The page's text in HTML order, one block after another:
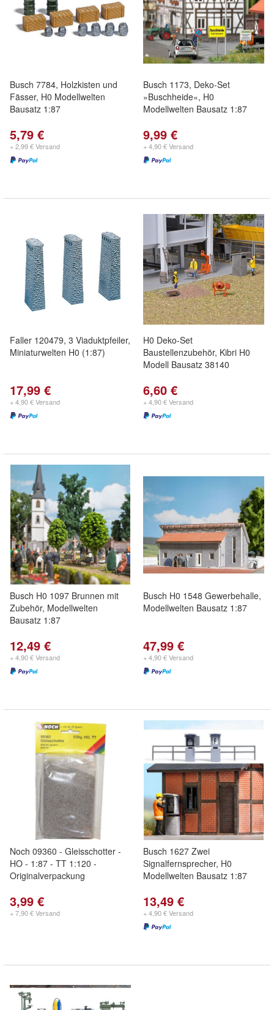
Busch 7784, Holzkisten und
Fässer, H0 Modellwelten
Bausatz 1:87
5,79 €
+ 2,99 € Versand
Busch 1173, Deko-Set
»Buschheide«, H0
Modellwelten Bausatz 1:87
9,99 €
+ 4,90 € Versand
Faller 120479, 3 Viaduktpfeiler,
Miniaturwelten H0 (1:87)
17,99 €
+ 4,90 € Versand
H0 Deko-Set
Baustellenzubehör, Kibri H0
Modell Bausatz 38140
6,60 €
+ 4,90 € Versand
Busch H0 1097 Brunnen mit
Zubehör, Modellwelten
Bausatz 1:87
12,49 €
+ 4,90 € Versand
Busch H0 1548 Gewerbehalle,
Modellwelten Bausatz 1:87
47,99 €
+ 4,90 € Versand
Noch 09360 - Gleisschotter -
HO - 1:87 - TT 1:120 -
Originalverpackung
3,99 €
+ 7,90 € Versand
Busch 1627 Zwei
Signalfernsprecher, H0
Modellwelten Bausatz 1:87
13,49 €
+ 4,90 € Versand